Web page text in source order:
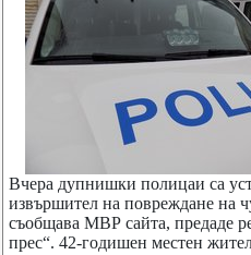
Вчера дупнишки полицаи са
извършител на повреждане на
съобщава МВР сайта, предаде
прес“. 42-годишен местен